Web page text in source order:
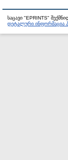
საცავი "EPRINTS"
დეტალური ინფორმაცია